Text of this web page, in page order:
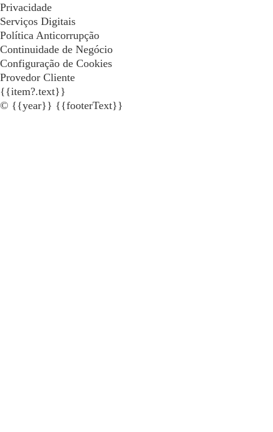
Privacidade
Serviços Digitais
Política Anticorrupção
Continuidade de Negócio
Configuração de Cookies
Provedor Cliente
{{item?.text}}
© {{year}} {{footerText}}